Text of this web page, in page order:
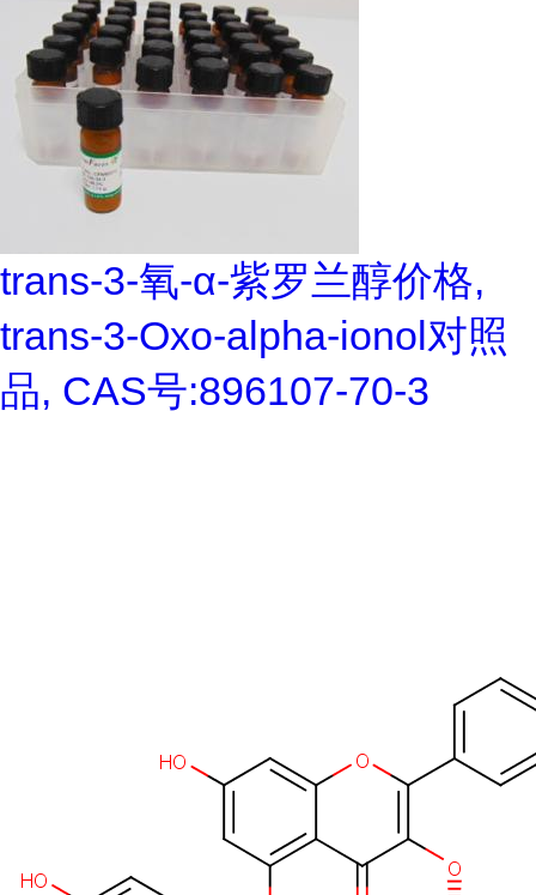
trans-3-氧-α-紫罗兰醇价格,
trans-3-Oxo-alpha-ionol对照
品, CAS号:896107-70-3